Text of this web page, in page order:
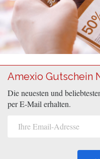
Amexio Gutschein
Die neuesten und
per E-Mail erhalten.